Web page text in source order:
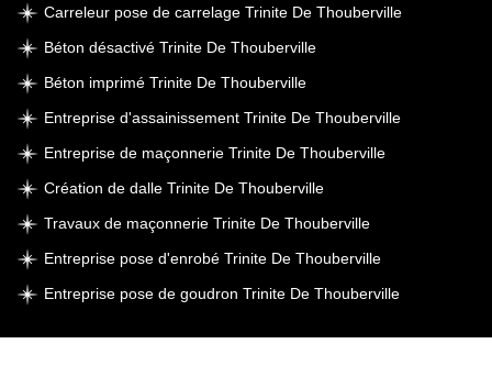
Carreleur pose de carrelage Trinite De Thouberville
Béton désactivé Trinite De Thouberville
Béton imprimé Trinite De Thouberville
Entreprise d'assainissement Trinite De Thouberville
Entreprise de maçonnerie Trinite De Thouberville
Création de dalle Trinite De Thouberville
Travaux de maçonnerie Trinite De Thouberville
Entreprise pose d'enrobé Trinite De Thouberville
Entreprise pose de goudron Trinite De Thouberville